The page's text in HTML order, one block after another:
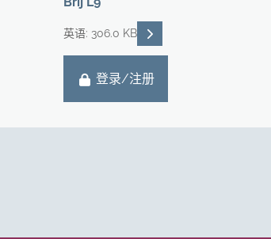
英语: 306.0 KB READ DESCRIPTIONS
登录/注册